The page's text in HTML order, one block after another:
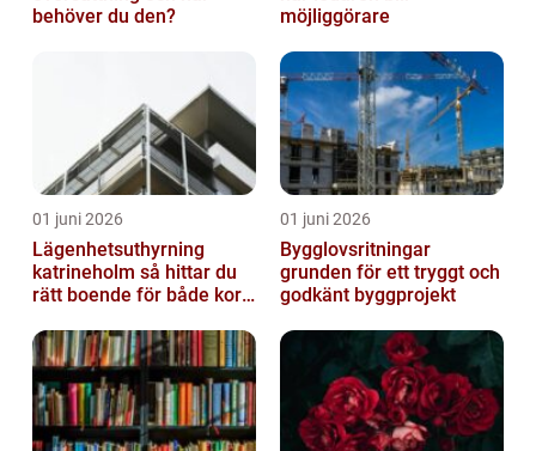
behöver du den?
möjliggörare
01 juni 2026
Lägenhetsuthyrning
katrineholm så hittar du
rätt boende för både kort
01 juni 2026
Bygglovsritningar
grunden för ett tryggt och
godkänt byggprojekt